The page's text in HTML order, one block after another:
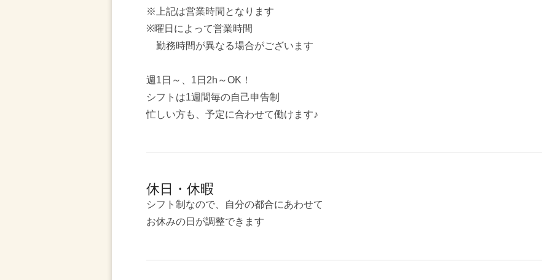
※上記は営業時間となります
※曜日によって営業時間
勤務時間が異なる場合がございます
週1日～、1日2h～OK！
シフトは1週間毎の自己申告制
忙しい方も、予定に合わせて働けます♪
休日・休暇
シフト制なので、自分の都合にあわせて
お休みの日が調整できます